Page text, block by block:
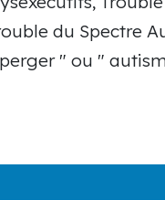
du Spectre
" ou "